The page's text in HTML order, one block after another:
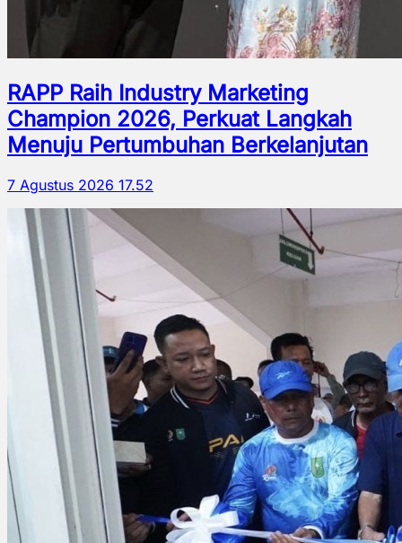
RAPP Raih Industry Marketing
Champion 2026, Perkuat Langkah
Menuju Pertumbuhan Berkelanjutan
7 Agustus 2026 17.52